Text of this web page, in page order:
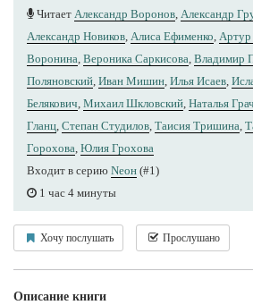
Читает Александр Воронов, Александр
Александр Новиков, Алиса Ефименко, Артур
Воронина, Вероника Саркисова, Владимир
Поляновский, Иван Мишин, Илья Исаев,
Белякович, Михаил Шкловский, Наталья
Гланц, Степан Студилов, Таисия Тришина,
Горохова, Юлия Грохова
Входит в серию Nеон (#1)
1 час 4 минуты
Хочу послушать Прослушано
Описание книги